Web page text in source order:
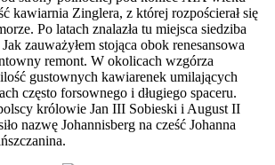
kawiarnia Zinglera, z której rozpościerał się
Po latach znalazła tu miejsca siedziba
zauważyłem stojąca obok renesansowa
remont. W okolicach wzgórza
gustownych kawiarenek umilających
często forsownego i długiego spaceru.
królowie Jan III Sobieski i August II
nazwę Johannisberg na cześć Johanna